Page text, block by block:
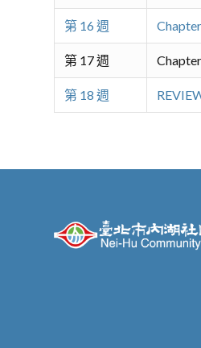
第 16 週
第 17 週
第 18 週